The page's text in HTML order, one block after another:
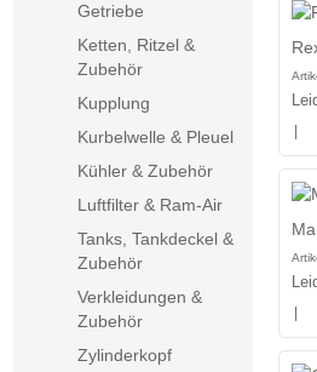
Getriebe
Ketten, Ritzel &
Zubehör
Kupplung
Kurbelwelle & Pleuel
Kühler & Zubehör
Luftfilter & Ram-Air
Tanks, Tankdeckel &
Zubehör
Verkleidungen &
Zubehör
Zylinderkopf